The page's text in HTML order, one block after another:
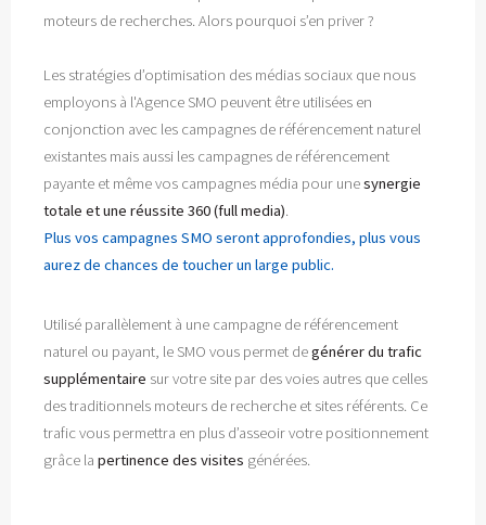
moteurs de recherches. Alors pourquoi s’en priver ?
Les stratégies d’optimisation des médias sociaux que nous
employons à l'Agence SMO peuvent être utilisées en
conjonction avec les campagnes de référencement naturel
existantes mais aussi les campagnes de référencement
payante et même vos campagnes média pour unesynergie
totale et une réussite 360 (full media).
Plus vos campagnes SMO seront approfondies, plus vous
aurez de chances de toucher un large public.
Utilisé parallèlement à une campagne de référencement
naturel ou payant, le SMO vous permet degénérer du trafic
supplémentaire sur votre site par des voies autres que celles
des traditionnels moteurs de recherche et sites référents. Ce
trafic vous permettra en plus d’asseoir votre positionnement
grâce la pertinence des visites générées.